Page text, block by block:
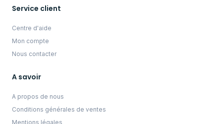
Service client
Centre d'aide
Mon compte
Nous contacter
A savoir
A propos de nous
Conditions générales de ventes
Mentions légales